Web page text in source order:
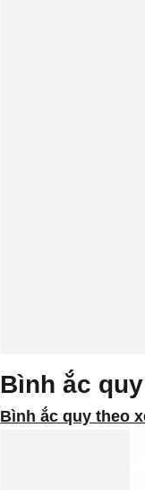
Bình ắc
Bình ắc quy theo